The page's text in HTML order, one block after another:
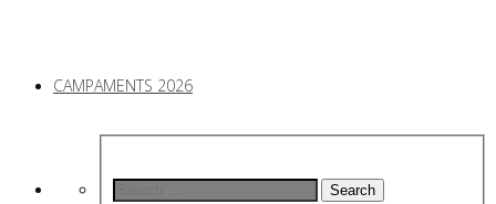
CAMPAMENTS 2026
Search